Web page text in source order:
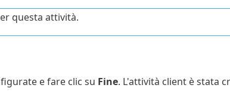
questa attività.
e fare clic su Fine. L'attività client è stata